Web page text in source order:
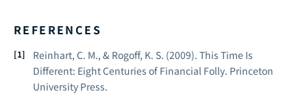
REFERENCES
Reinhart, C. M., & Rogoff, K. S. (2009). This Time Is
Different: Eight Centuries of Financial Folly. Princeton
University Press.